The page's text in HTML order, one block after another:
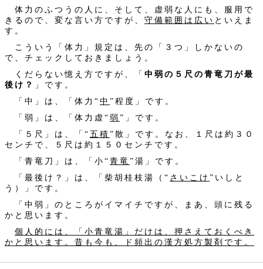
体力のふつうの人に、そして、虚弱な人にも、服用で
きるので、変な言い方ですが、 守備範囲は広い といえま
す。
こういう「体力」規定は、先の「３つ」しかないの
で、チェックしておきましょう。
くだらない憶え方ですが、「 中弱の５尺の青竜刀が最
後け？
」です。
「中」は、「体力“中 ”程度」です。
「弱」は、「体力虚“弱”」です。
「５尺」は、「“五積”散」です。なお、１尺は約３０
センチで、５尺は約１５０センチです。
「青竜刀」は、「小“青竜 ”湯」です。
「最後け？」は、「柴胡桂枝湯（“ さいこけ ”いしと
う）」です。
「中弱」のところがイマイチですが、まあ、頭に残る
かと思います。
個人的には、「小青竜湯」だけは、押さえておくべき
かと思います。昔も今も、ド頻出の漢方処方製剤です。